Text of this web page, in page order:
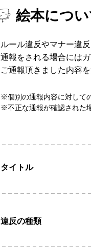
絵本につ
ルール違反やマナー違
通報をされる場合には
ご通報頂きました内容
※個別の通報内容に対して
※不正な通報が確認された
タイトル
違反の種類